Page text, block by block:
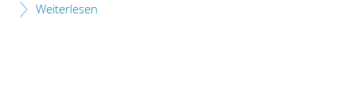
Weiterlesen